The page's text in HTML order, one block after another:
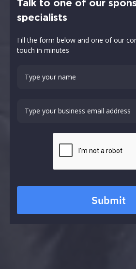
Talk to one of our
specialists
Fill the form below and one of our
touch in minutes
Submit